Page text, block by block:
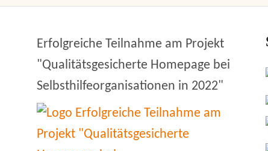
Erfolgreiche Teilnahme am Projekt
"Qualitätsgesicherte Homepage bei
Selbsthilfeorganisationen in 2022"